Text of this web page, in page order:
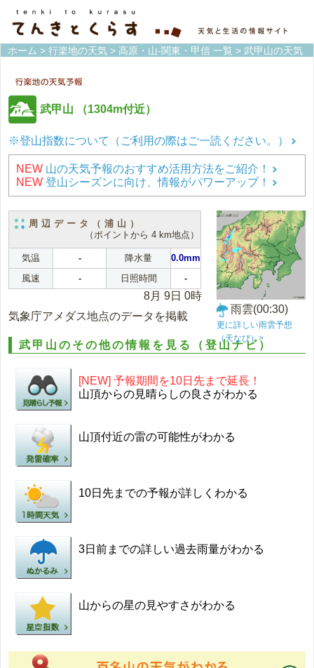
ホーム > 行楽地の天気 > 高原・山-関東・甲信 一覧 > 武甲山の天気
武甲山 （1304m付近）
※登山指数について（ご利用の際はご一読ください。）
NEW 山の天気予報のおすすめ活用方法をご紹介！
NEW 登山シーズンに向け、情報がパワーアップ！
周辺データ（浦山）
（ポイントから 4 km地点）
気温 - 降水量
0.0mm
風速
- 日照時間 -
8月 9日 0時
気象庁アメダス地点のデータを掲載
雨雲(00:30)
更に詳しい雨雲予想
（天なび）>
武甲山のその他の情報を見る（登山ナビ）
[NEW] 予報期間を10日先まで延長！
山頂からの見晴らしの良さがわかる
山頂付近の雷の可能性がわかる
10日先までの予報が詳しくわかる
3日前までの詳しい過去雨量がわかる
山からの星の見やすさがわかる